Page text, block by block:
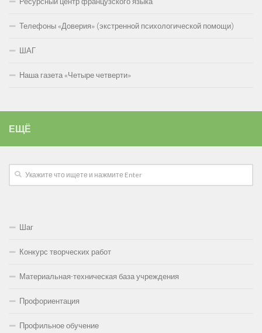
Телефоны «Доверия» (экстренной психологической помощи)
ШАГ
Наша газета «Четыре четверти»
ЕЩЁ
Шаг
Конкурс творческих работ
Материальная-техническая база учреждения
Профориентация
Профильное обучение